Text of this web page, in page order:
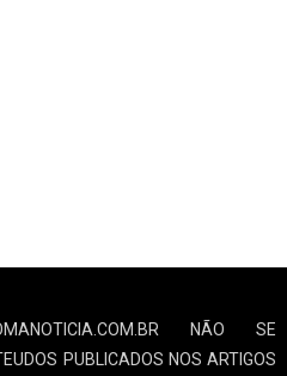
NÃO SE
PUBLICADOS NOS ARTIGOS